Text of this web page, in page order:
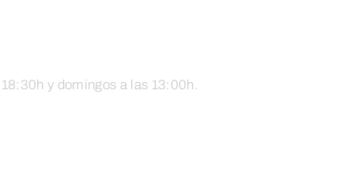
y domingos a las 13:00h.